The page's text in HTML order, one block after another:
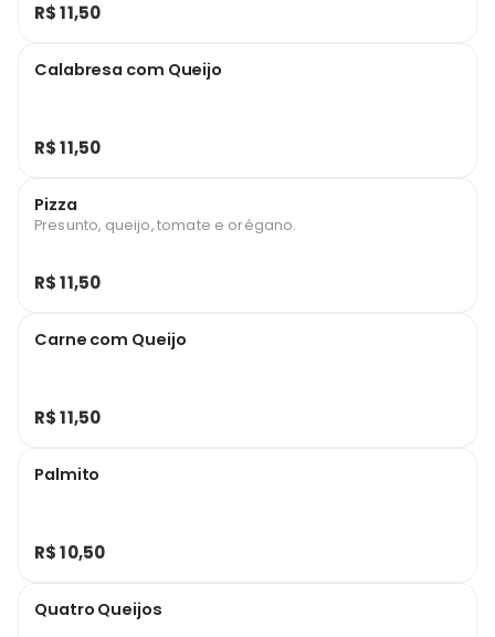
R$ 11,50
Calabresa com Queijo
R$ 11,50
Pizza
Presunto, queijo, tomate e orégano.
R$ 11,50
Carne com Queijo
R$ 11,50
Palmito
R$ 10,50
Quatro Queijos